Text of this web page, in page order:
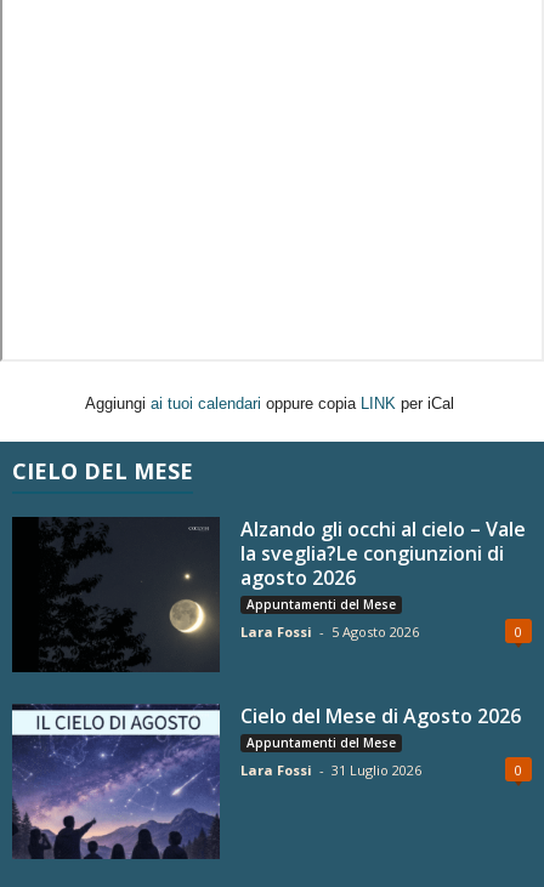
Aggiungi ai tuoi calendari oppure copia LINK per iCal
CIELO DEL MESE
Alzando gli occhi al cielo – Vale
la sveglia?Le congiunzioni di
agosto 2026
Appuntamenti del Mese
Lara Fossi - 5 Agosto 2026 0
Cielo del Mese di Agosto 2026
Appuntamenti del Mese
Lara Fossi - 31 Luglio 2026 0